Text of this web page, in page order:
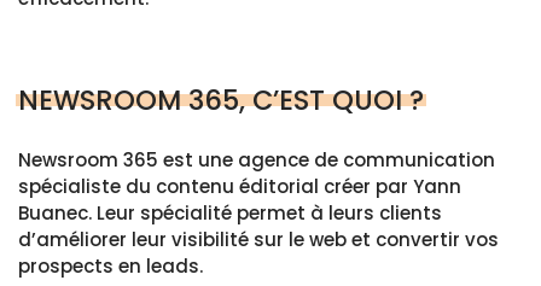
NEWSROOM 365, C’EST QUOI ?
Newsroom 365 est une agence de communication
spécialiste du contenu éditorial créer par Yann
Buanec. Leur spécialité permet à leurs clients
d’améliorer leur visibilité sur le web et convertir vos
prospects en leads.